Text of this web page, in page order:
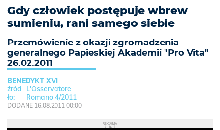
Gdy człowiek postępuje wbrew
sumieniu, rani samego siebie
Przemówienie z okazji zgromadzenia
generalnego Papieskiej Akademii "Pro Vita"
26.02.2011
BENEDYKT XVI
L'Osservatore
Romano 4/2011
DODANE 16.08.2011 00:00
REKLAMA